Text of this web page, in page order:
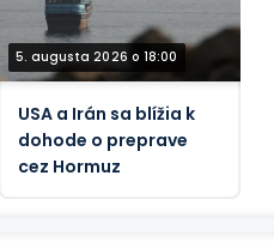
5. augusta 2026 o 18:00
USA a Irán sa blížia k
dohode o preprave
cez Hormuz